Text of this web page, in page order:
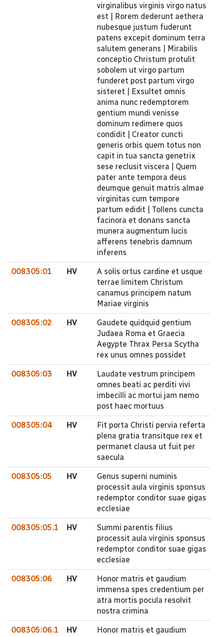
virginalibus virginis virgo natus
est | Rorem dederunt aethera
nubesque justum fuderunt
patens excepit dominum terra
salutem generans | Mirabilis
conceptio Christum protulit
sobolem ut virgo partum
funderet post partum virgo
sisteret | Exsultet omnis
anima nunc redemptorem
gentium mundi venisse
dominum redimere quos
condidit | Creator cuncti
generis orbis quem totus non
capit in tua sancta genetrix
sese reclusit viscera | Quem
pater ante tempora deus
deumque genuit matris almae
virginitas cum tempore
partum edidit | Tollens cuncta
facinora et donans sancta
munera augmentum lucis
afferens tenebris damnum
inferens
008305:01 HV
A solis ortus cardine et usque
terrae limitem Christum
canamus principem natum
Mariae virginis
008305:02 HV
Gaudete quidquid gentium
Judaea Roma et Graecia
Aegypte Thrax Persa Scytha
rex unus omnes possidet
008305:03 HV
Laudate vestrum principem
omnes beati ac perditi vivi
imbecilli ac mortui jam nemo
post haec mortuus
008305:04 HV
Fit porta Christi pervia referta
plena gratia transitque rex et
permanet clausa ut fuit per
saecula
008305:05 HV
Genus superni numinis
processit aula virginis sponsus
redemptor conditor suae gigas
ecclesiae
008305:05.1 HV
Summi parentis filius
processit aula virginis sponsus
redemptor conditor suae gigas
ecclesiae
008305:06 HV
Honor matris et gaudium
immensa spes credentium per
atra mortis pocula resolvit
nostra crimina
008305:06.1 HV
Honor matris et gaudium